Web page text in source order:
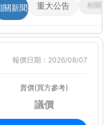
關新聞 重大公告 相關影
報價日期：2026/08/07
賣價(買方參考)
議價